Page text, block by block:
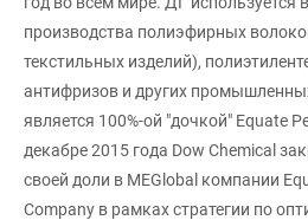
производства полиэфирных
текстильных изделий),
антифризов и других
является 100%-ой "дочкой" Equate
декабре 2015 года Dow Chemical
своей доли в MEGlobal компании
Company в рамках стратегии по